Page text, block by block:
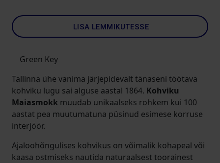
LISA LEMMIKUTESSE
Green Key
Tallinna ühe vanima järjepidevalt tänaseni töötava
kohviku lugu sai alguse aastal 1864. Kohviku
Maiasmokk muudab unikaalseks rohkem kui 100
aastat pea muutumatuna püsinud esimese korruse
interjöör.
Ajaloohõngulises kohvikus on võimalik kohapeal või
kaasa ostmiseks nautida naturaalsest toorainest